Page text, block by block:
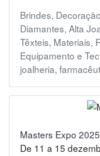
Brindes,
Diamantes, Alta
Têxteis, Materiais,
Equipamento e
joalheria,
Masters Expo 2025
De 11 a 15